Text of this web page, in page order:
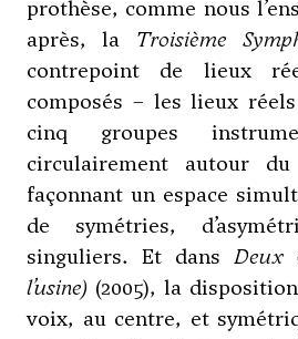
prothèse, comme nous
après, la Troisième
contrepoint de lieux
composés – les lieux
cinq groupes
circulairement autour
façonnant un espace
de symétries,
singuliers. Et dans Deux
l’usine) (2005), la
voix, au centre, et